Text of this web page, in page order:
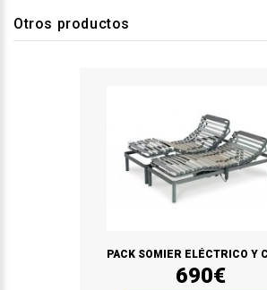
Otros productos
690€